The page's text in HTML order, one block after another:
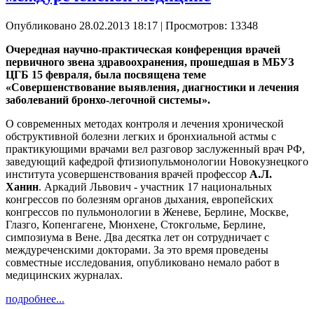
Опубликовано 28.02.2013 18:17 | Просмотров: 13348
Очередная научно-практическая конференция врачей
первичного звена здравоохранения, прошедшая в МБУЗ
ЦГБ 15 февраля, была посвящена теме
«Совершенствование выявления, диагностики и лечения
заболеваний бронхо-легочной системы».
О современных методах контроля и лечения хронической
обструктивной болезни легких и бронхиальной астмы с
практикующими врачами вел разговор заслуженный врач РФ,
заведующий кафедрой фтизиопульмонологии Новокузнецкого
института усовершенствования врачей профессор А.Л.
Ханин. Аркадий Львович - участник 17 национальных
конгрессов по болезням органов дыхания, европейских
конгрессов по пульмонологии в Женеве, Берлине, Москве,
Глазго, Копенгагене, Мюнхене, Стокгольме, Берлине,
симпозиума в Вене. Два десятка лет он сотрудничает с
междуреченскими докторами. За это время проведены
совместные исследования, опубликовано немало работ в
медицинских журналах.
подробнее...